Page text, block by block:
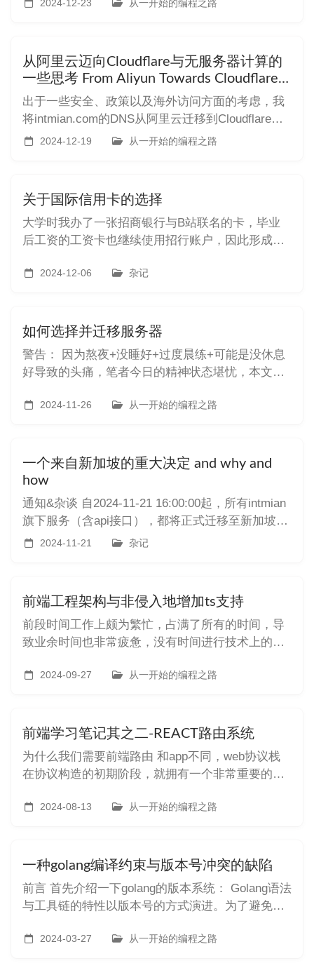
2024-12-23 从一开始的编程之路
从阿里云迈向Cloudflare与无服务器计算的
一些思考 From Aliyun Towards Cloudflare
and Thinkng About ServerLess
出于一些安全、政策以及海外访问方面的考虑，我
将intmian.com的DNS从阿里云迁移到Cloudflare。
本文将记录下过程并对Cloudflare提供的serverless
2024-12-19 从一开始的编程之路
关于国际信用卡的选择
大学时我办了一张招商银行与B站联名的卡，毕业
后工资的工资卡也继续使用招行账户，因此形成了
物、支付软件费用等，就顺手办了一张招行的
我总觉得金额不对劲。经过研究，
2024-12-06 杂记
如何选择并迁移服务器
警告： 因为熬夜+没睡好+过度晨练+可能是没休息
好导致的头痛，笔者今日的精神状态堪忧，本文章
我将服务器迁移到了腾讯云，详见这篇博客。用了
云买了2c4g30m2t60g
2024-11-26 从一开始的编程之路
一个来自新加坡的重大决定 and why and
how
通知&杂谈 自2024-11-21 16:00:00起，所有intmian
旗下服务（含api接口），都将正式迁移至新加坡机
房。 对于用户，本次的迁移应该是无感的（不过真
中国，本站未开启CloudFlare CD
2024-11-21 杂记
前端工程架构与非侵入地增加ts支持
前段时间工作上颇为繁忙，占满了所有的时间，导
致业余时间也非常疲惫，没有时间进行技术上的研
围轻松，业余时间也有心力学习。 当然黑神话悟空
的脚本和运行环境做一个整理
2024-09-27 从一开始的编程之路
前端学习笔记其之二-REACT路由系统
为什么我们需要前端路由 和app不同，web协议栈
在协议构造的初期阶段，就拥有一个非常重要的工
块，避免因功能嵌套过深而导致的使用不便。用户
之前的开发者是怎么做的 在
2024-08-13 从一开始的编程之路
一种golang编译约束与版本号冲突的缺陷
前言 首先介绍一下golang的版本系统： Golang语法
与工具链的特性以版本号的方式演进。为了避免出
版本号限制系统。 Golang 编译约束，也被称为
2024-03-27 从一开始的编程之路